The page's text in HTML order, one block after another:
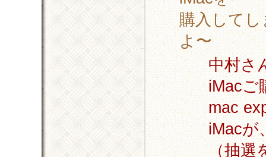
購入して
よ〜
中村さ
iMacご
mac
iMacが
（抽選